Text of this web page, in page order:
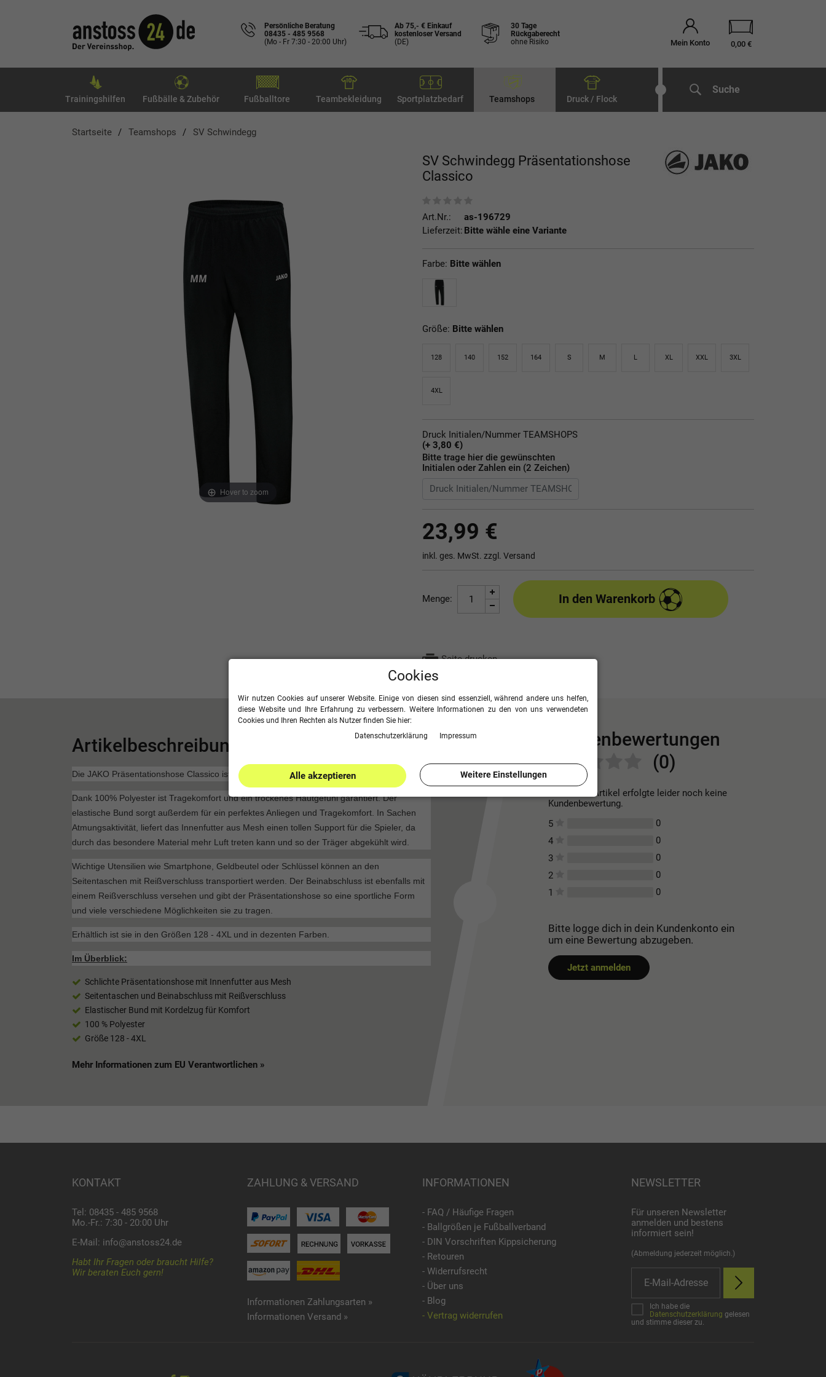
Persönliche Beratung
08435 - 485 9568
(Mo - Fr 7:30 - 20:00 Uhr)
Ab 75,- € Einkauf
kostenloser Versand
(DE)
30 Tage
Rückgaberecht
ohne Risiko
Mein Konto 0,00 €
Trainingshilfen Fußbälle & Zubehör Fußballtore Teambekleidung Sportplatzbedarf Teamshops Druck / Flock
Suche
Startseite Teamshops SV Schwindegg
Hover to zoom
SV Schwindegg Präsentationshose
Classico
Art.Nr.:
as-196729
Lieferzeit: Bitte wähle eine Variante
Farbe: Bitte wählen
Größe: Bitte wählen
128 140 152 164 S M L XL XXL 3XL
4XL
Druck Initialen/Nummer TEAMSHOPS
(+ 3,80 €)
Bitte trage hier die gewünschten
Initialen oder Zahlen ein (2 Zeichen)
23,99 €
inkl. ges. MwSt. zzgl. Versand
Menge: In den Warenkorb
Seite drucken
Artikelbeschreibung
Die JAKO Präsentationshose Classico ist die klassische und schlichte Wahl für Ihr Team.
Dank 100% Polyester ist Tragekomfort und ein trockenes Hautgefühl garantiert. Der
elastische Bund sorgt außerdem für ein perfektes Anliegen und Tragekomfort. In Sachen
Atmungsaktivität, liefert das Innenfutter aus Mesh einen tollen Support für die Spieler, da
durch das besondere Material mehr Luft treten kann und so der Träger abgekühlt wird.
Wichtige Utensilien wie Smartphone, Geldbeutel oder Schlüssel können an den
Seitentaschen mit Reißverschluss transportiert werden. Der Beinabschluss ist ebenfalls mit
einem Reißverschluss versehen und gibt der Präsentationshose so eine sportliche Form
und viele verschiedene Möglichkeiten sie zu tragen.
Erhältlich ist sie in den Größen 128 - 4XL und in dezenten Farben.
Im Überblick:
Schlichte Präsentationshose mit Innenfutter aus Mesh
Seitentaschen und Beinabschluss mit Reißverschluss
Elastischer Bund mit Kordelzug für Komfort
100 % Polyester
Größe 128 - 4XL
Mehr Informationen zum EU Verantwortlichen »
Kundenbewertungen
(0)
Für diesen Artikel erfolgte leider noch keine
Kundenbewertung.
5
0
4
0
3
0
2
0
1
0
Bitte logge dich in dein Kundenkonto ein
um eine Bewertung abzugeben.
Jetzt anmelden
KONTAKT
Tel: 08435 - 485 9568
Mo.-Fr.: 7:30 - 20:00 Uhr
E-Mail: info@anstoss24.de
Habt Ihr Fragen oder braucht Hilfe?
Wir beraten Euch gern!
ZAHLUNG & VERSAND
Informationen Zahlungsarten »
Informationen Versand »
INFORMATIONEN
- FAQ / Häufige Fragen
- Ballgrößen je Fußballverband
- DIN Vorschriften Kippsicherung
- Retouren
- Widerrufsrecht
- Über uns
- Blog
- Vertrag widerrufen
NEWSLETTER
Für unseren Newsletter
anmelden und bestens
informiert sein!
(Abmeldung jederzeit möglich.)
Ich habe die
Datenschutzerklärung gelesen
und stimme dieser zu.
Cookies
Wir nutzen Cookies auf unserer Website. Einige von diesen sind essenziell, während andere uns helfen,
diese Website und Ihre Erfahrung zu verbessern. Weitere Informationen zu den von uns verwendeten
Cookies und Ihren Rechten als Nutzer finden Sie hier:
Daten­schutz­erklärung
Impressum
Alle akzeptieren Weitere Einstellungen